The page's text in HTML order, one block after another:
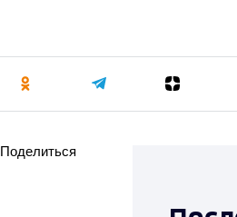
Поделиться